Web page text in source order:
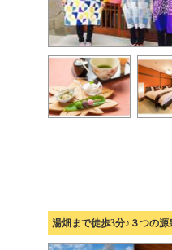
湯畑まで徒歩3分♪３つの